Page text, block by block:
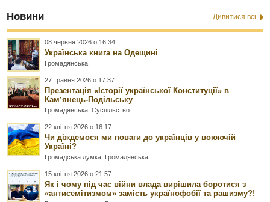
Новини Дивитися всі
08 червня 2026 о 16:34
Українська книга на Одещині
Громадянська
27 травня 2026 о 17:37
Презентація «Історії української Конституції» в
Камʼянець-Подільську
Громадянська ,Суспільство
22 квітня 2026 о 16:17
Чи діждемося ми поваги до українців у воюючій
Україні?
Громадська думка Громадянська
15 квітня 2026 о 21:57
Як і чому під час війни влада вирішила боротися з
«антисемітизмом» замість українофобії та рашизму?!